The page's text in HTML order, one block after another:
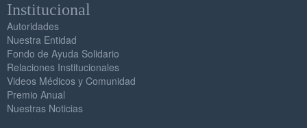
Institucional
Autoridades
Nuestra Entidad
Fondo de Ayuda Solidario
Relaciones Institucionales
Videos Médicos y Comunidad
Premio Anual
Nuestras Noticias